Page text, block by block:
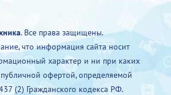
. Все права защищены.
что информация сайта носит
характер и ни при каких
публичной офертой, определяемой
(2) Гражданского кодекса РФ.